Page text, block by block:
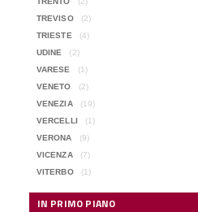
TREVISO
(2)
TRIESTE
(4)
UDINE
(2)
VARESE
(1)
VENETO
(2)
VENEZIA
(19)
VERCELLI
(1)
VERONA
(9)
VICENZA
(7)
VITERBO
(1)
IN PRIMO PIANO